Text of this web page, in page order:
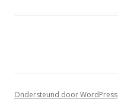
Ondersteund door WordPress